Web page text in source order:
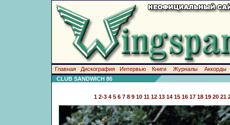
Главная Дискография Интервью Книги Журналы
Аккорды
CLUB SANDWICH 86
1 2-3 4 5 6 7 8 9 10 11 12 13 14 15 16 17 18 19 20 21